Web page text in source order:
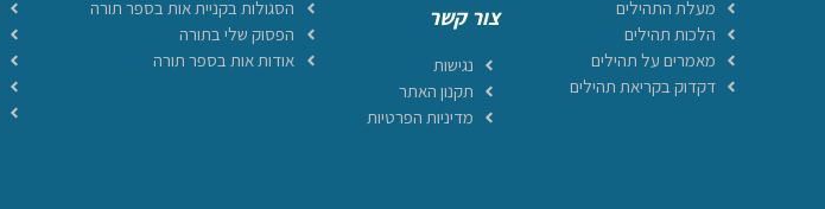
מעלת התהילים
הלכות תהילים
מאמרים על תהילים
דקדוק בקריאת תהילים
צור קשר
נגישות
תקנון האתר
מדיניות הפרטיות
הסגולות בקניית אות בספר תורה
הפסוק שלי בתורה
אודות אות בספר תורה